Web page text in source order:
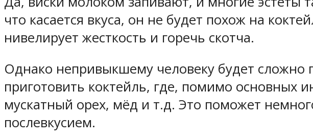
что касается вкуса, он не будет похож на
нивелирует жесткость и горечь скотча.
Однако непривыкшему человеку будет
приготовить коктейль, где, помимо основных
мускатный орех, мёд и т.д. Это поможет
послевкусием.